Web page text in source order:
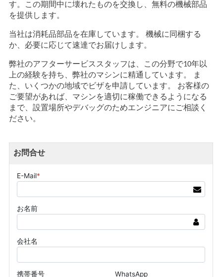
す。この期間中に壊れたものを交換し、無料の機械部品
を提供します。
当社は消耗品部品を在庫しています。 機械に同梱する
か、必要に応じて速達でお届けします。
弊社のアフターサービススタッフは、この分野で10年以
上の経験を持ち、弊社のマシンに精通しています。 ま
た、いくつかの地域でビザを申請しています。 お客様の
ご要望があれば、マシンを適切に稼働できるようになる
まで、設置場所やデバッグのためエンジニアにご相談く
ださい。
お問合せ